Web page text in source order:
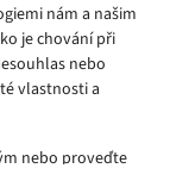
nám a našim
je chování při
nebo
vlastnosti a
nebo proveďte